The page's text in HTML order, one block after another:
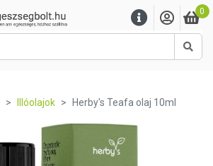
0
Illóolajok Herby's Teafa olaj 10ml